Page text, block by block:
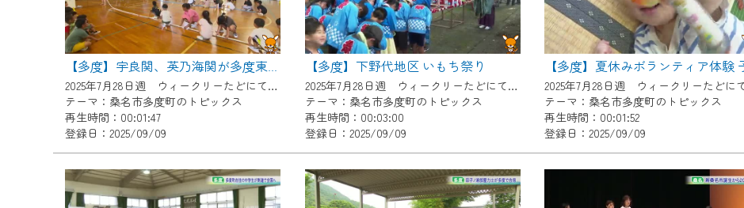
【多度】宇良関、英乃海関が多度東小学校を訪問
2025年7月28日週 ウィークリーたどにて放送
テーマ：桑名市多度町のトピックス
再生時間：00:01:47
登録日：2025/09/09
【多度】下野代地区 いもち祭り
2025年7月28日週 ウィークリーたどにて放送
テーマ：桑名市多度町のトピックス
再生時間：00:03:00
登録日：2025/09/09
テーマ：桑名市多度町のトピックス
再生時間：00:01:52
登録日：2025/09/09
【変更点】
◆デザイン変更により、お住まいの地域の動画コンテンツが一目瞭然。
◆当社アプリやＰＣブラウザから、いつでも・どこでも・外出先でも！
CCNetサービスエリア20市町の地域情報番組をご視聴いただけます！
【ご注意】
2024年9月24日からはご加入者様へのサービス向上のため、
『CCNet Web TV』を利用いただくには、一部コンテンツを除き、
CCNetサービスへの加入と『CCNetマイページ※』へのログインが必要となります。
何卒、ご理解ご了承の程よろしくお願いいたします。